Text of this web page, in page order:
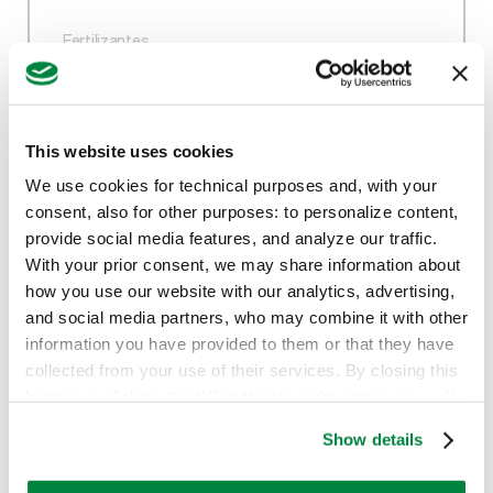
This website uses cookies
We use cookies for technical purposes and, with your
consent, also for other purposes: to personalize content,
provide social media features, and analyze our traffic.
With your prior consent, we may share information about
how you use our website with our analytics, advertising,
and social media partners, who may combine it with other
information you have provided to them or that they have
collected from your use of their services. By closing this
cookies or other strictly necessary tracking tools. For
more information, to manage your preferences, or to
Show details
Fertilizantes